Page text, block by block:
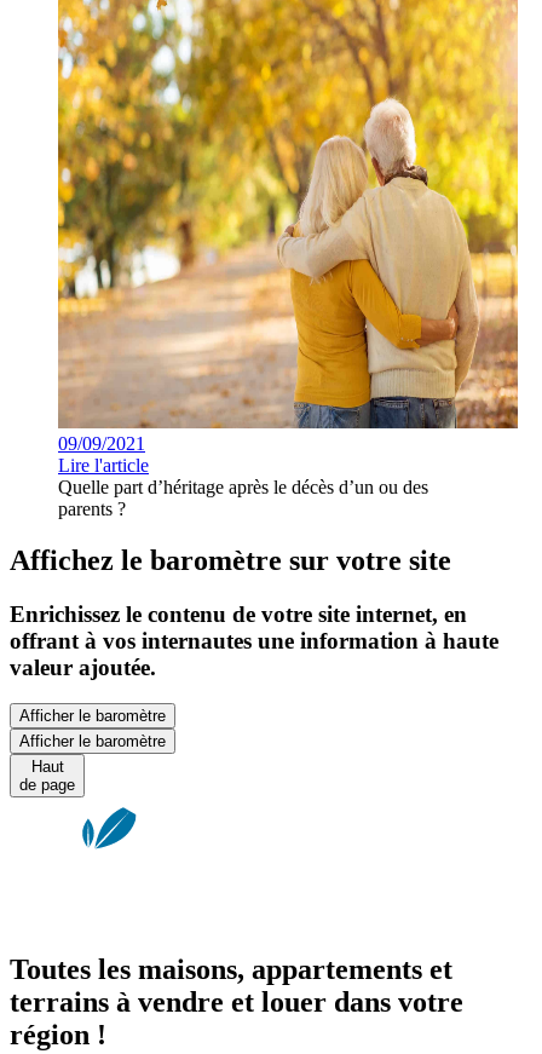
09/09/2021
Lire l'article
Quelle part d’héritage après le décès d’un ou des
parents ?
Affichez le baromètre sur votre site
Enrichissez le contenu de votre site internet, en
offrant à vos internautes une information à haute
valeur ajoutée.
Afficher le baromètre
Afficher le baromètre
Haut
de page
Toutes les maisons, appartements et
terrains à vendre et louer dans votre
région !